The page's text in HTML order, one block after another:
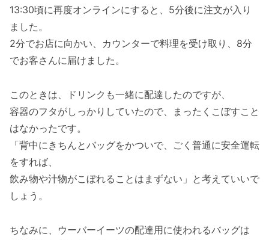
13:30頃に再度オンラインにすると、5分後に注文が入り
ました。
2分でお店に向かい、カウンターで料理を受け取り、8分
でお客さんに届けました。
このときは、ドリンクも一緒に配達したのですが、
容器のフタがしっかりしていたので、まったくこぼすこと
はなかったです。
「背中にきちんとバッグをかついで、ごく普通に安全運転
をすれば、
飲み物や汁物がこぼれることはまずない」と考えていいで
しょう。
ちなみに、ウーバーイーツの配達用に使われるバッグは